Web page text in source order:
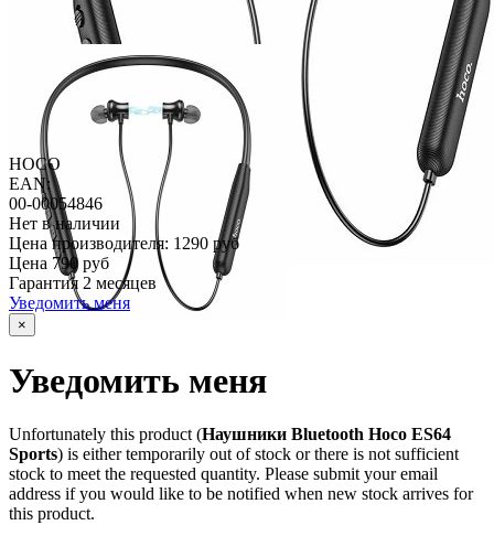
HOCO
EAN:
00-00054846
Нет в наличии
Цена производителя: 1290 руб
Цена 790 руб
Гарантия 2 месяцев
Уведомить меня
×
Уведомить меня
Unfortunately this product (Наушники Bluetooth Hoco ES64
Sports) is either temporarily out of stock or there is not sufficient
stock to meet the requested quantity. Please submit your email
address if you would like to be notified when new stock arrives for
this product.